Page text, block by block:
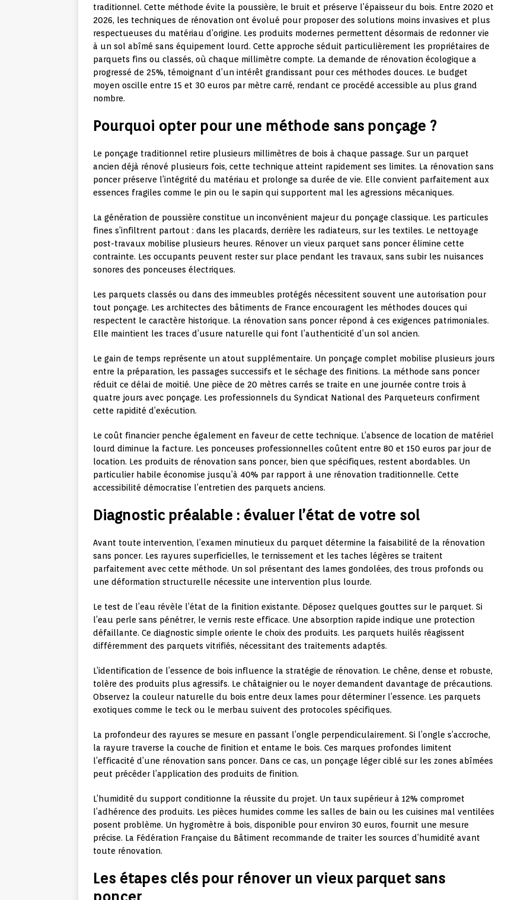
traditionnel. Cette méthode évite la poussière, le bruit et préserve l’épaisseur du bois. Entre 2020 et
2026, les techniques de rénovation ont évolué pour proposer des solutions moins invasives et plus
respectueuses du matériau d’origine. Les produits modernes permettent désormais de redonner vie
à un sol abîmé sans équipement lourd. Cette approche séduit particulièrement les propriétaires de
parquets fins ou classés, où chaque millimètre compte. La demande de rénovation écologique a
progressé de 25%, témoignant d’un intérêt grandissant pour ces méthodes douces. Le budget
moyen oscille entre 15 et 30 euros par mètre carré, rendant ce procédé accessible au plus grand
nombre.
Pourquoi opter pour une méthode sans ponçage ?
Le ponçage traditionnel retire plusieurs millimètres de bois à chaque passage. Sur un parquet
ancien déjà rénové plusieurs fois, cette technique atteint rapidement ses limites. La rénovation sans
poncer préserve l’intégrité du matériau et prolonge sa durée de vie. Elle convient parfaitement aux
essences fragiles comme le pin ou le sapin qui supportent mal les agressions mécaniques.
La génération de poussière constitue un inconvénient majeur du ponçage classique. Les particules
fines s’infiltrent partout : dans les placards, derrière les radiateurs, sur les textiles. Le nettoyage
post-travaux mobilise plusieurs heures. Rénover un vieux parquet sans poncer élimine cette
contrainte. Les occupants peuvent rester sur place pendant les travaux, sans subir les nuisances
sonores des ponceuses électriques.
Les parquets classés ou dans des immeubles protégés nécessitent souvent une autorisation pour
tout ponçage. Les architectes des bâtiments de France encouragent les méthodes douces qui
respectent le caractère historique. La rénovation sans poncer répond à ces exigences patrimoniales.
Elle maintient les traces d’usure naturelle qui font l’authenticité d’un sol ancien.
Le gain de temps représente un atout supplémentaire. Un ponçage complet mobilise plusieurs jours
entre la préparation, les passages successifs et le séchage des finitions. La méthode sans poncer
réduit ce délai de moitié. Une pièce de 20 mètres carrés se traite en une journée contre trois à
quatre jours avec ponçage. Les professionnels du Syndicat National des Parqueteurs confirment
cette rapidité d’exécution.
Le coût financier penche également en faveur de cette technique. L’absence de location de matériel
lourd diminue la facture. Les ponceuses professionnelles coûtent entre 80 et 150 euros par jour de
location. Les produits de rénovation sans poncer, bien que spécifiques, restent abordables. Un
particulier habile économise jusqu’à 40% par rapport à une rénovation traditionnelle. Cette
accessibilité démocratise l’entretien des parquets anciens.
Diagnostic préalable : évaluer l’état de votre sol
Avant toute intervention, l’examen minutieux du parquet détermine la faisabilité de la rénovation
sans poncer. Les rayures superficielles, le ternissement et les taches légères se traitent
parfaitement avec cette méthode. Un sol présentant des lames gondolées, des trous profonds ou
une déformation structurelle nécessite une intervention plus lourde.
Le test de l’eau révèle l’état de la finition existante. Déposez quelques gouttes sur le parquet. Si
l’eau perle sans pénétrer, le vernis reste efficace. Une absorption rapide indique une protection
défaillante. Ce diagnostic simple oriente le choix des produits. Les parquets huilés réagissent
différemment des parquets vitrifiés, nécessitant des traitements adaptés.
L’identification de l’essence de bois influence la stratégie de rénovation. Le chêne, dense et robuste,
tolère des produits plus agressifs. Le châtaignier ou le noyer demandent davantage de précautions.
Observez la couleur naturelle du bois entre deux lames pour déterminer l’essence. Les parquets
exotiques comme le teck ou le merbau suivent des protocoles spécifiques.
La profondeur des rayures se mesure en passant l’ongle perpendiculairement. Si l’ongle s’accroche,
la rayure traverse la couche de finition et entame le bois. Ces marques profondes limitent
l’efficacité d’une rénovation sans poncer. Dans ce cas, un ponçage léger ciblé sur les zones abîmées
peut précéder l’application des produits de finition.
L’humidité du support conditionne la réussite du projet. Un taux supérieur à 12% compromet
l’adhérence des produits. Les pièces humides comme les salles de bain ou les cuisines mal ventilées
posent problème. Un hygromètre à bois, disponible pour environ 30 euros, fournit une mesure
précise. La Fédération Française du Bâtiment recommande de traiter les sources d’humidité avant
toute rénovation.
Les étapes clés pour rénover un vieux parquet sans